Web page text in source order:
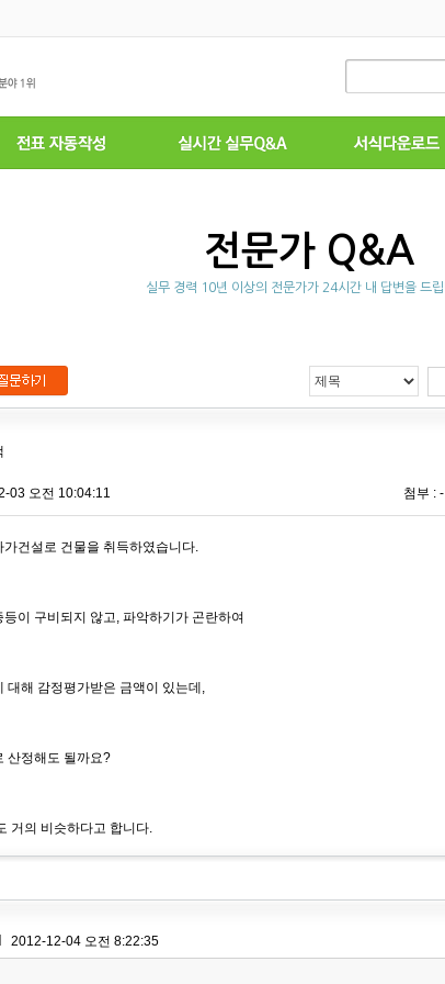
전문가 Q&A
실무 경력 10년 이상의 전문가가 24시간 내 답변을 드
03 오전 10:04:11 첨부 : -
가건설로 건물을 취득하였습니다.
이 구비되지 않고, 파악하기가 곤란하여
대해 감정평가받은 금액이 있는데,
산정해도 될까요?
거의 비슷하다고 합니다.
2012-12-04 오전 8:22:35